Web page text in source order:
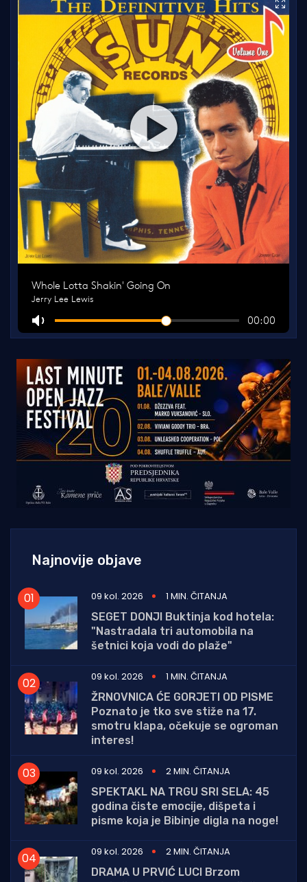
Najnovije objave
09 kol. 2026
1 MIN. ČITANJA
SEGET DONJI Buktinja kod hotela:
"Nastradala tri automobila na
šetnici koja vodi do plaže"
09 kol. 2026
1 MIN. ČITANJA
ŽRNOVNICA ĆE GORJETI OD PISME
Poznato je tko sve stiže na 17.
smotru klapa, očekuje se ogroman
interes!
09 kol. 2026
2 MIN. ČITANJA
SPEKTAKL NA TRGU SRI SELA: 45
godina čiste emocije, dišpeta i
pisme koja je Bibinje digla na noge!
09 kol. 2026
2 MIN. ČITANJA
DRAMA U PRVIĆ LUCI Brzom